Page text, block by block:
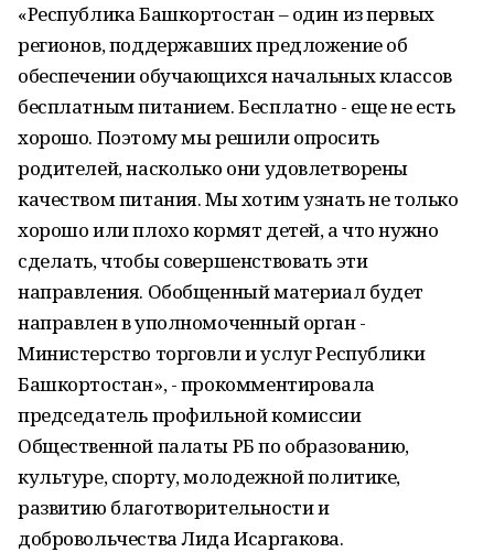
«Республика Башкортостан – один из первых
регионов, поддержавших предложение об
обеспечении обучающихся начальных классов
бесплатным питанием. Бесплатно - еще не есть
хорошо. Поэтому мы решили опросить
родителей, насколько они удовлетворены
качеством питания. Мы хотим узнать не только
хорошо или плохо кормят детей, а что нужно
сделать, чтобы совершенствовать эти
направления. Обобщенный материал будет
направлен в уполномоченный орган -
Министерство торговли и услуг Республики
Башкортостан», - прокомментировала
председатель профильной комиссии
Общественной палаты РБ по образованию,
культуре, спорту, молодежной политике,
развитию благотворительности и
добровольчества Лида Исаргакова.